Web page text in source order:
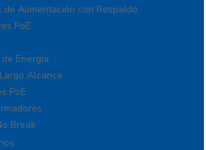
de Alimentación con Respaldo
PoE
Energía
Alcance
PoE
Break
/ Almacenamiento